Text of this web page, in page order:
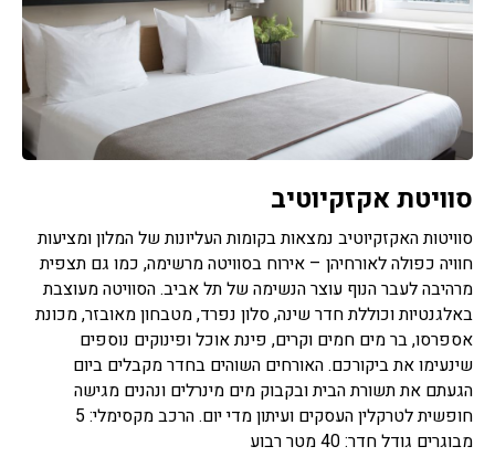
סוויטת אקזקיוטיב
סוויטות האקזקיוטיב נמצאות בקומות העליונות של המלון ומציעות
חוויה כפולה לאורחיהן – אירוח בסוויטה מרשימה, כמו גם תצפית
מרהיבה לעבר הנוף עוצר הנשימה של תל אביב. הסוויטה מעוצבת
באלגנטיות וכוללת חדר שינה, סלון נפרד, מטבחון מאובזר, מכונת
אספרסו, בר מים חמים וקרים, פינת אוכל ופינוקים נוספים
שינעימו את ביקורכם. האורחים השוהים בחדר מקבלים ביום
הגעתם את תשורת הבית ובקבוק מים מינרלים ונהנים מגישה
חופשית לטרקלין העסקים ועיתון מדי יום. הרכב מקסימלי: 5
מבוגרים גודל חדר: 40 מטר רבוע